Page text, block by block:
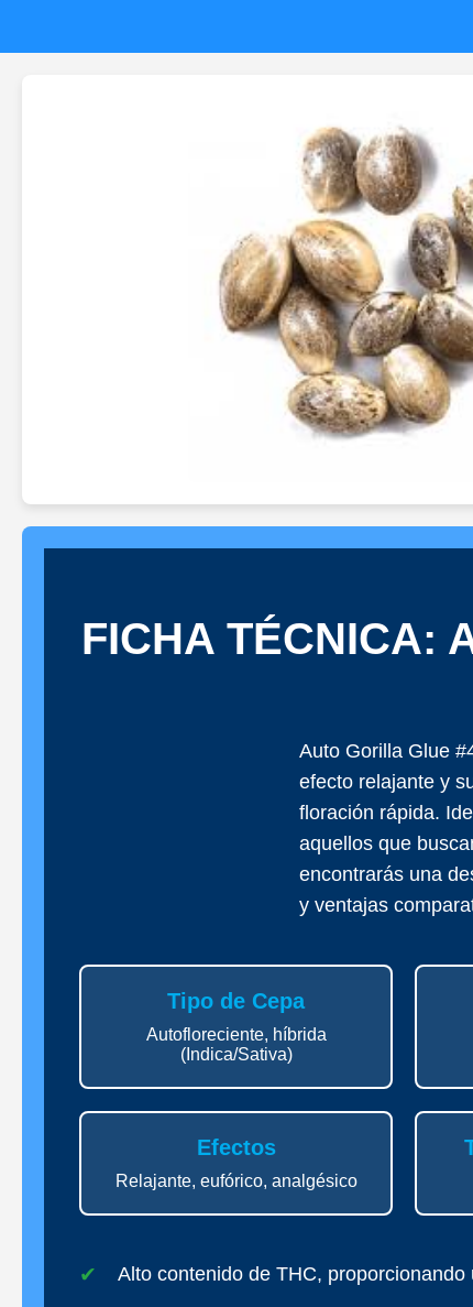
FICHA TÉCNICA:
Auto Gorilla Glue
efecto relajante y
floración rápida.
aquellos que
encontrarás una
y ventajas
Tipo de Cepa
Autofloreciente, híbrida
(Indica/Sativa)
Efectos
Relajante, eufórico, analgésico
Alto contenido de THC,